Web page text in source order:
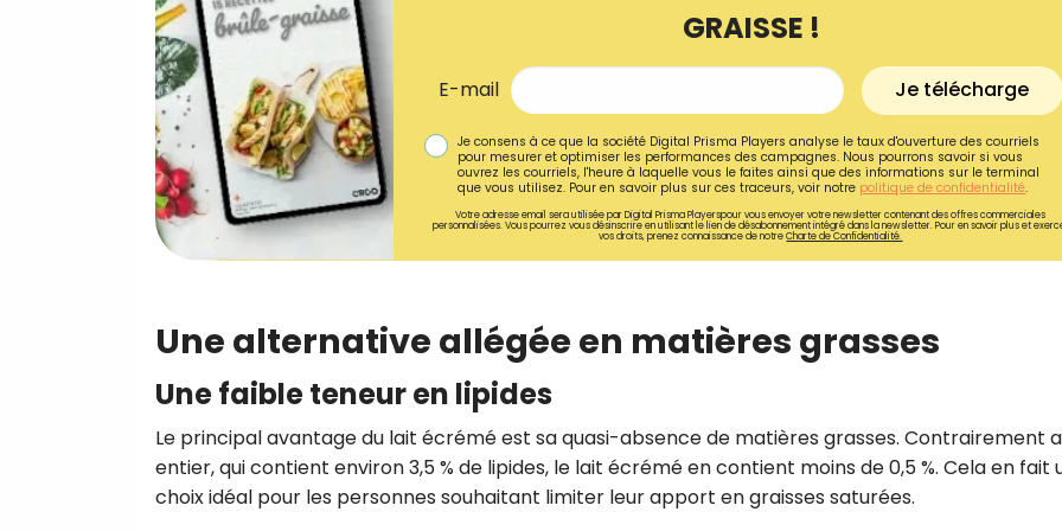
GRAISSE !
E-mail Je télécharge
Je consens à ce que la société Digital Prisma Players analyse le taux d'ouverture des courriels
pour mesurer et optimiser les performances des campagnes. Nous pourrons savoir si vous
ouvrez les courriels, l'heure à laquelle vous le faites ainsi que des informations sur le terminal
que vous utilisez. Pour en savoir plus sur ces traceurs, voir notre politique de confidentialité.
Votre adresse email sera utilisée par Digital Prisma Playerspour vous envoyer votre newsletter contenant des offres commerciales
personnalisées. Vous pourrez vous désinscrire en utilisant le lien de désabonnement intégré dans la newsletter. Pour en savoir plus et
vos droits, prenez connaissance de notreCharte de Confidentialité.
Une alternative allégée en matières grasses
Une faible teneur en lipides
Le principal avantage du lait écrémé est sa quasi-absence de matières grasses. Contrairement
entier, qui contient environ 3,5 % de lipides, le lait écrémé en contient moins de 0,5 %. Cela en fait
choix idéal pour les personnes souhaitant limiter leur apport en graisses saturées.
recettes inédites de
!